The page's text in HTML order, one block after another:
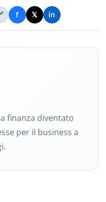
f 𝕏 in
finanza diventato
per il business a